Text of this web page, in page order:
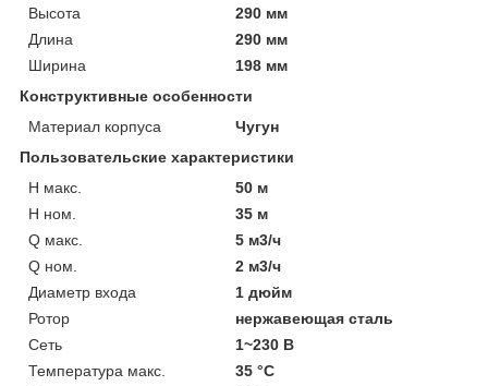
Высота
290 мм
Длина
290 мм
Ширина
198 мм
Конструктивные особенности
Материал корпуса
Чугун
Пользовательские характеристики
H макс.
50 м
H ном.
35 м
Q макс.
5 м3/ч
Q ном.
2 м3/ч
Диаметр входа
1 дюйм
Ротор
нержавеющая сталь
Сеть
1~230 В
Температура макс.
35 °С